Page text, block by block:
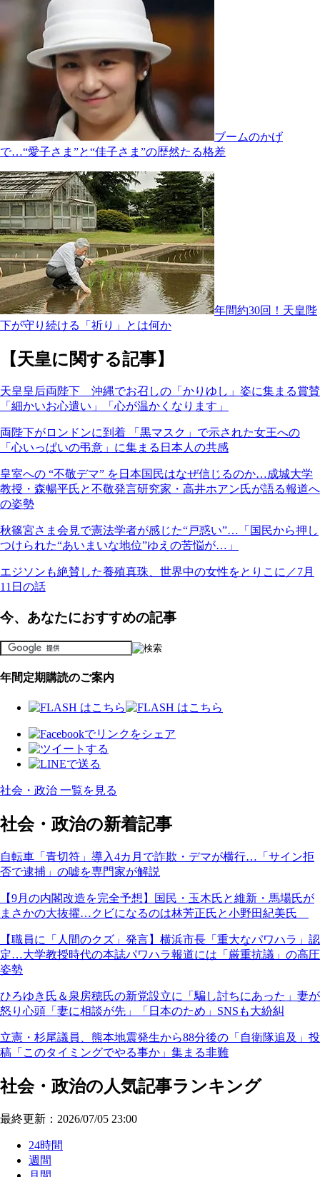
ブームのかげ
で…“愛子さま”と“佳子さま”の歴然たる格差
年間約30回！天皇陛
下が守り続ける「祈り」とは何か
【天皇に関する記事】
天皇皇后両陛下 沖縄でお召しの「かりゆし」姿に集まる賞賛
「細かいお心遣い」「心が温かくなります」
両陛下がロンドンに到着 「黒マスク」で示された女王への
「心いっぱいの弔意」に集まる日本人の共感
皇室への “不敬デマ” を日本国民はなぜ信じるのか…成城大学
教授・森暢平氏と不敬発言研究家・高井ホアン氏が語る報道へ
の姿勢
秋篠宮さま会見で憲法学者が感じた“戸惑い”…「国民から押し
つけられた“あいまいな地位”ゆえの苦悩が…」
エジソンも絶賛した養殖真珠、世界中の女性をとりこに／7月
11日の話
今、あなたにおすすめの記事
年間定期購読のご案内
社会・政治 一覧を見る
社会・政治の新着記事
自転車「青切符」導入4カ月で詐欺・デマが横行…「サイン拒
否で逮捕」の嘘を専門家が解説
【9月の内閣改造を完全予想】国民・玉木氏と維新・馬場氏が
まさかの大抜擢…クビになるのは林芳正氏と小野田紀美氏
【職員に「人間のクズ」発言】横浜市長「重大なパワハラ」認
定…大学教授時代の本誌パワハラ報道には「厳重抗議」の高圧
姿勢
ひろゆき氏＆泉房穂氏の新党設立に「騙し討ちにあった」妻が
怒り心頭「妻に相談が先」「日本のため」SNSも大紛糾
立憲・杉尾議員、熊本地震発生から88分後の「自衛隊追及」投
稿「このタイミングでやる事か」集まる非難
社会・政治の人気記事ランキング
最終更新：2026/07/05 23:00
24時間
週間